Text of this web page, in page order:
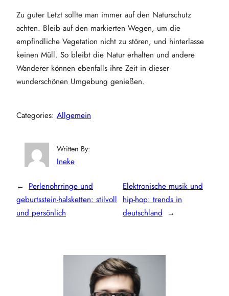
Zu guter Letzt sollte man immer auf den Naturschutz
achten. Bleib auf den markierten Wegen, um die
empfindliche Vegetation nicht zu stören, und hinterlasse
keinen Müll. So bleibt die Natur erhalten und andere
Wanderer können ebenfalls ihre Zeit in dieser
wunderschönen Umgebung genießen.
Categories: Allgemein
Written By:
Ineke
← Perlenohrringe und
geburtsstein-halsketten: stilvoll
und persönlich
Elektronische musik und
hip-hop: trends in
deutschland →